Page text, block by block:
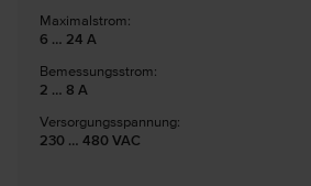
Maximalstrom:
6 … 24 A
Bemessungsstrom:
2 … 8 A
Versorgungsspannung:
230 … 480 VAC